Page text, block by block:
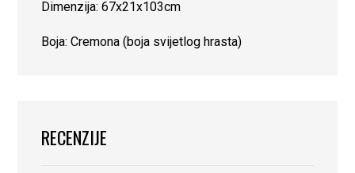
Dimenzija: 67x21x103cm
Boja: Cremona (boja svijetlog hrasta)
RECENZIJE